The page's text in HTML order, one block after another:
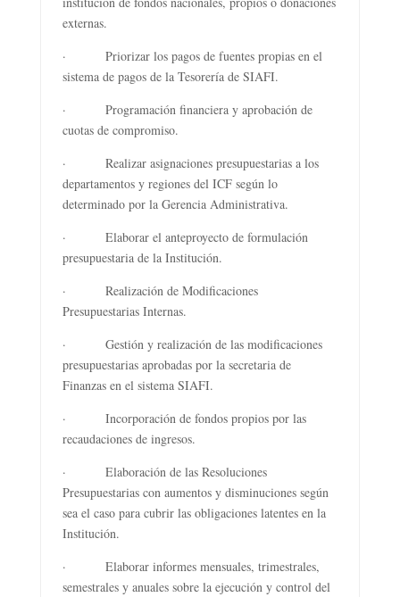
externas.
· Priorizar los pagos de fuentes propias en el
sistema de pagos de la Tesorería de SIAFI.
· Programación financiera y aprobación de
cuotas de compromiso.
· Realizar asignaciones presupuestarias a los
departamentos y regiones del ICF según lo
determinado por la Gerencia Administrativa.
· Elaborar el anteproyecto de formulación
presupuestaria de la Institución.
· Realización de Modificaciones
Presupuestarias Internas.
· Gestión y realización de las modificaciones
presupuestarias aprobadas por la secretaria de
Finanzas en el sistema SIAFI.
· Incorporación de fondos propios por las
recaudaciones de ingresos.
· Elaboración de las Resoluciones
Presupuestarias con aumentos y disminuciones según
sea el caso para cubrir las obligaciones latentes en la
Institución.
· Elaborar informes mensuales, trimestrales,
semestrales y anuales sobre la ejecución y control del